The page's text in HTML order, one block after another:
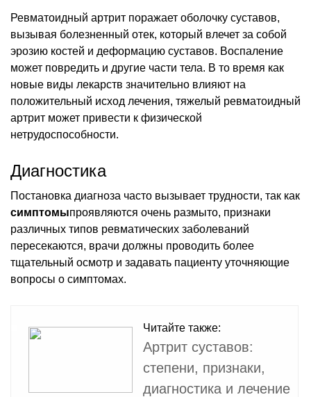
Ревматоидный артрит поражает оболочку суставов,
вызывая болезненный отек, который влечет за собой
эрозию костей и деформацию суставов. Воспаление
может повредить и другие части тела. В то время как
новые виды лекарств значительно влияют на
положительный исход лечения, тяжелый ревматоидный
артрит может привести к физической
нетрудоспособности.
Диагностика
Постановка диагноза часто вызывает трудности, так как
симптомыпроявляются очень размыто, признаки
различных типов ревматических заболеваний
пересекаются, врачи должны проводить более
тщательный осмотр и задавать пациенту уточняющие
вопросы о симптомах.
Читайте также:
Артрит суставов:
степени, признаки,
диагностика и лечение